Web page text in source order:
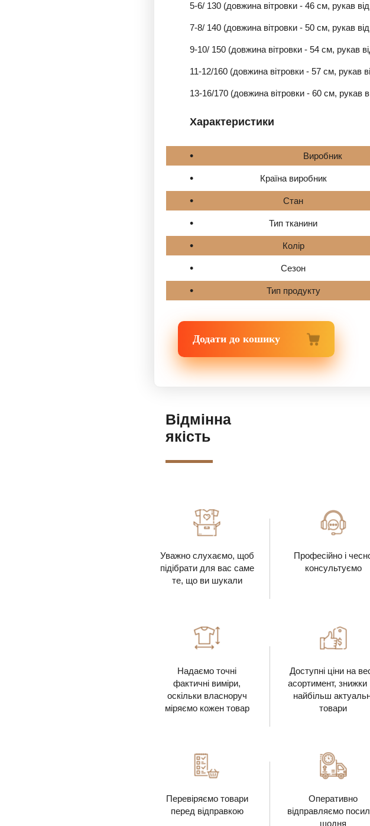
5-6/ 130 (довжина вітровки - 46 см, рукав
7-8/ 140 (довжина вітровки - 50 см, рукав
9-10/ 150 (довжина вітровки - 54 см, рукав
11-12/160 (довжина вітровки - 57 см, рукав
13-16/170 (довжина вітровки - 60 см, рукав
Характеристики
Країна виробник
Стан
Тип тканини
Колір
Сезон
Тип продукту
Додати до кошику
Відмінна
якість
Уважно слухаємо, щоб
підібрати для вас саме
те, що ви шукали
Професійно і
консультуємо
Надаємо точні
фактичні виміри,
оскільки власноруч
міряємо кожен товар
Доступні ціни на
асортимент, знижки
найбільш
товари
Перевіряємо товари
перед відправкою
Оперативно
відправляємо
щодня